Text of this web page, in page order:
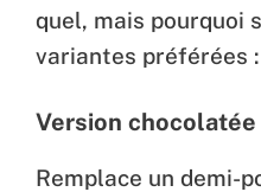
quel, mais pourquoi
variantes préférées :
Version chocolatée
Remplace un demi-